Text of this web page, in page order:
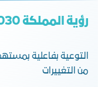
رؤية المملكة 2030
من التغييرات